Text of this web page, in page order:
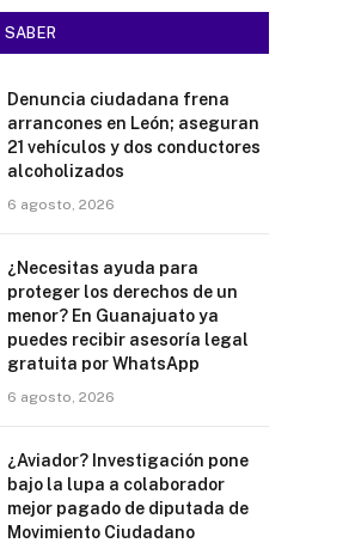
SABER
Denuncia ciudadana frena
arrancones en León; aseguran
21 vehículos y dos conductores
alcoholizados
6 agosto, 2026
¿Necesitas ayuda para
proteger los derechos de un
menor? En Guanajuato ya
puedes recibir asesoría legal
gratuita por WhatsApp
6 agosto, 2026
¿Aviador? Investigación pone
bajo la lupa a colaborador
mejor pagado de diputada de
Movimiento Ciudadano